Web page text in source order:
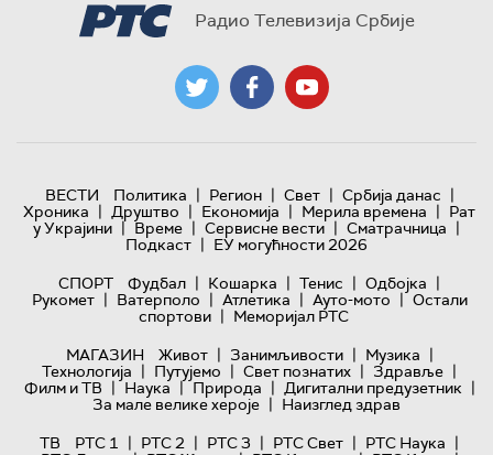
Радио Телевизија Србије
ВЕСТИ Политика | Регион | Свет | Србија данас |
Хроника | Друштво | Економија | Мерила времена | Рат
у Украјини | Време | Сервисне вести | Сматрачница |
Подкаст | ЕУ могућности 2026
СПОРТ
Фудбал | Кошарка | Тенис | Одбојка |
Рукомет | Ватерполо | Атлетика | Ауто-мото | Остали
спортови | Меморијал РТС
МАГАЗИН
Живот | Занимљивости | Музика |
Технологијa | Путујемо | Свет познатих | Здравље |
Филм и ТВ | Наука | Природа | Дигитални предузетник |
За мале велике хероје | Наизглед здрав
ТВ
РТС 1 | РТС 2 | РТС 3 | РТС Свет | РТС Наука |